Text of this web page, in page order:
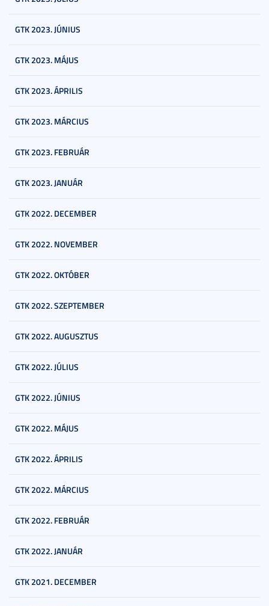
GTK 2023. JÚNIUS
GTK 2023. MÁJUS
GTK 2023. ÁPRILIS
GTK 2023. MÁRCIUS
GTK 2023. FEBRUÁR
GTK 2023. JANUÁR
GTK 2022. DECEMBER
GTK 2022. NOVEMBER
GTK 2022. OKTÓBER
GTK 2022. SZEPTEMBER
GTK 2022. AUGUSZTUS
GTK 2022. JÚLIUS
GTK 2022. JÚNIUS
GTK 2022. MÁJUS
GTK 2022. ÁPRILIS
GTK 2022. MÁRCIUS
GTK 2022. FEBRUÁR
GTK 2022. JANUÁR
GTK 2021. DECEMBER